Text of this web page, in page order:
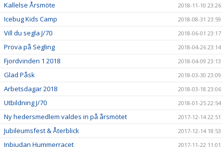
Kallelse Årsmöte 2018-11-10 23:26
Icebug Kids Camp 2018-08-31 23:59
Vill du segla J/70 2018-06-01 23:17
Prova på Segling 2018-04-26 23:14
Fjordvinden 1 2018 2018-04-09 23:13
Glad Påsk 2018-03-30 23:09
Arbetsdagar 2018 2018-03-18 23:06
Utbildning J/70 2018-01-25 22:54
Ny hedersmedlem valdes in på årsmötet 2017-12-14 22:51
Jubileumsfest & Återblick 2017-12-14 18:53
Inbjudan Hummerracet 2017-11-22 11:01